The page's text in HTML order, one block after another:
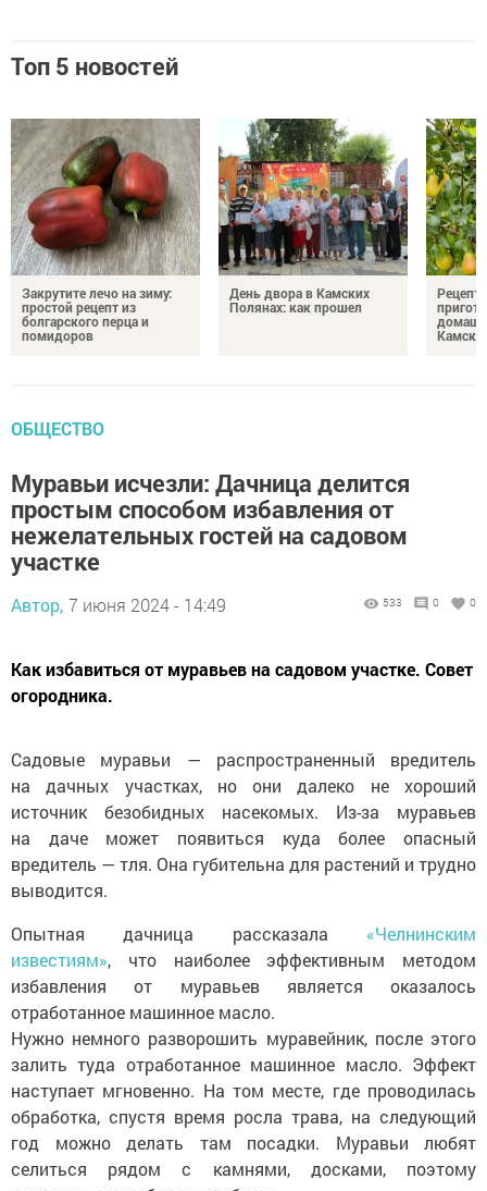
Топ 5 новостей
Закрутите лечо на зиму:
простой рецепт из
болгарского перца и
помидоров
День двора в Камских
Полянах: как прошел
ОБЩЕСТВО
Муравьи исчезли: Дачница делится
простым способом избавления от
нежелательных гостей на садовом
участке
Автор, 7 июня 2024 - 14:49 533 0 0
Как избавиться от муравьев на садовом участке. Совет
огородника.
Садовые муравьи — распространенный вредитель
на дачных участках, но они далеко не хороший
источник безобидных насекомых. Из-за муравьев
на даче может появиться куда более опасный
вредитель — тля. Она губительна для растений и трудно
выводится.
Опытная дачница рассказала «Челнинским
известиям», что наиболее эффективным методом
избавления от муравьев является оказалось
отработанное машинное масло.
Нужно немного разворошить муравейник, после этого
залить туда отработанное машинное масло. Эффект
наступает мгновенно. На том месте, где проводилась
обработка, спустя время росла трава, на следующий
год можно делать там посадки. Муравьи любят
селиться рядом с камнями, досками, поэтому